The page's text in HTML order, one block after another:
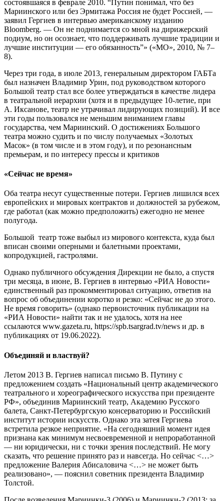
состоявшаяся в феврале 2010. “Путин понимал, что без
Мариинского или без Эрмитажа Россия не будет Россией, —
заявил Гергиев в интервью американскому изданию
Bloomberg. — Он не поднимается со мной на дирижерский
подиум, но он осознает, что поддерживать лучшие традиции и
лучшие институции — его обязанность”» («МО», 2010, № 7–
8).
Через три года, в июле 2013, генеральным директором ГАБТа
был назначен Владимир Урин, под руководством которого
Большой театр стал все более утверждаться в качестве лидера
в театральной иерархии (хотя и в предыдущее 10-летие, при
А. Иксанове, театр не утрачивал лидирующих позиций). И все
эти годы пользовался не меньшим вниманием главы
государства, чем Мариинский. О достижениях Большого
театра можно судить и по числу получаемых «Золотых
Масок» (в том числе и в этом году), и по резонансным
премьерам, и по интересу прессы и критиков
«Сейчас не время»
Оба театра несут существенные потери. Гергиев лишился всех
европейских и мировых контрактов и должностей за рубежом,
где работал (как можно предположить) ежегодно не менее
полугода.
Большой театр тоже выбыл из мирового контекста, куда был
вписан своими оперными и балетными проектами,
копродукцией, гастролями.
Однако публичного обсуждения Дирекции не было, а спустя
три месяца, в июне, В. Гергиев в интервью «РИА Новости»
единственный раз прокомментировал ситуацию, ответив на
вопрос об объединении коротко и резко: «Сейчас не до этого.
Не время говорить» (однако первоисточник публикации на
«РИА Новости» найти так и не удалось, хотя на нее
ссылаются www.gazeta.ru, https://spb.tsargrad.tv/news и др. в
публикациях от 19.06.2022).
Объединяй и властвуй?
Летом 2013 В. Гергиев написал письмо В. Путину с
предложением создать «Национальный центр академического
театрального и хореографического искусства при президенте
РФ», объединив Мариинский театр, Академию Русского
балета, Санкт-Петербургскую консерваторию и Российский
институт истории искусств. Однако эта затея Гергиева
встретила резкое неприятие. «На сегодняшний момент идея
признана как минимум несвоевременной и непроработанной
— ни юридически, ни с точки зрения последствий. Не могу
сказать, что решение принято раз и навсегда. Но сейчас <…>
предложение Валерия Абисаловича <…> не может быть
реализовано», — пояснил советник президента Владимир
Толстой.